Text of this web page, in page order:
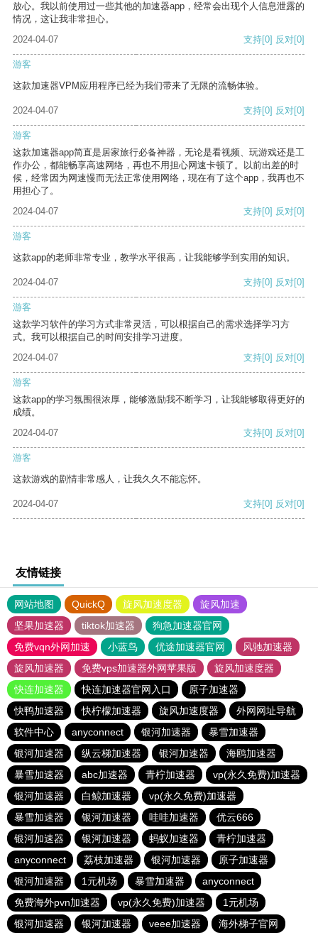
放心。我以前使用过一些其他的加速器app，经常会出现个人信息泄露的
情况，这让我非常担心。
2024-04-07
支持[0] 反对[0]
游客
这款加速器VPM应用程序已经为我们带来了无限的流畅体验。
2024-04-07 支持[0] 反对[0]
游客
这款加速器app简直是居家旅行必备神器，无论是看视频、玩游戏还是工
作办公，都能畅享高速网络，再也不用担心网速卡顿了。以前出差的时
候，经常因为网速慢而无法正常使用网络，现在有了这个app，我再也不
用担心了。
2024-04-07
支持[0] 反对[0]
游客
这款app的老师非常专业，教学水平很高，让我能够学到实用的知识。
2024-04-07 支持[0] 反对[0]
游客
这款学习软件的学习方式非常灵活，可以根据自己的需求选择学习方
式。我可以根据自己的时间安排学习进度。
2024-04-07
支持[0] 反对[0]
游客
这款app的学习氛围很浓厚，能够激励我不断学习，让我能够取得更好的
成绩。
2024-04-07
支持[0] 反对[0]
游客
这款游戏的剧情非常感人，让我久久不能忘怀。
2024-04-07 支持[0] 反对[0]
友情链接
网站地图 QuickQ 旋风加速度器
旋风加速
坚果加速器
tiktok加速器
狗急加速器官网
免费vqn外网加速
小蓝鸟 优途加速器官网
风驰加速器
旋风加速器
免费vps加速器外网苹果版
旋风加速度器
快连加速器
快连加速器官网入口
原子加速器
快鸭加速器
快柠檬加速器 旋风加速度器
外网网址导航
软件中心
anyconnect 银河加速器
暴雪加速器
银河加速器
纵云梯加速器 银河加速器
海鸥加速器
暴雪加速器
abc加速器 青柠加速器
vp(永久免费)加速器
银河加速器
白鲸加速器
vp(永久免费)加速器
暴雪加速器
银河加速器 哇哇加速器
优云666
银河加速器
银河加速器 蚂蚁加速器
青柠加速器
anyconnect
荔枝加速器 银河加速器
原子加速器
银河加速器
1元机场 暴雪加速器
anyconnect
免费海外pvn加速器
vp(永久免费)加速器
1元机场
银河加速器
银河加速器 veee加速器 海外梯子官网